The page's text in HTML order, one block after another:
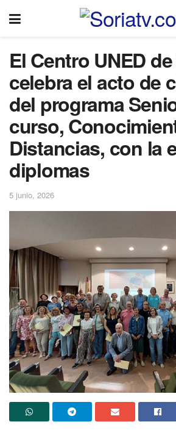
El Centro UNED
celebra el acto de
del programa
curso,
Distancias, con la
diplomas
5 junio, 2026